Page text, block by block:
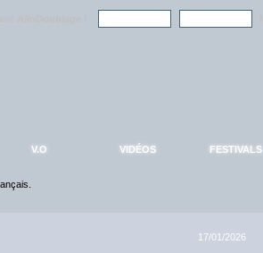
V.O VIDÉOS FESTIVALS
17/01/2026